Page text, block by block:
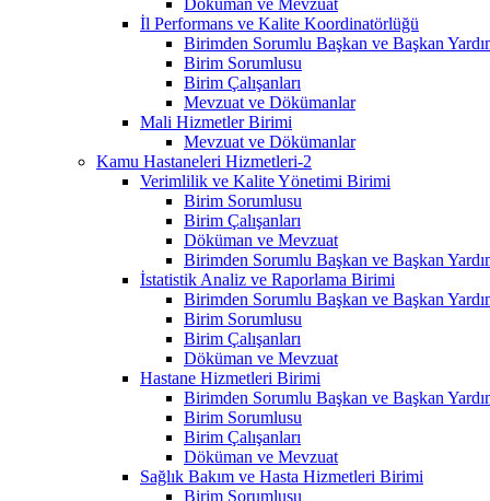
İl Performans ve Kalite Koordinatörlüğü
Birimden Sorumlu Başkan ve Başkan
Birim Sorumlusu
Birim Çalışanları
Mevzuat ve Dökümanlar
Mali Hizmetler Birimi
Mevzuat ve Dökümanlar
Kamu Hastaneleri Hizmetleri-2
Verimlilik ve Kalite Yönetimi Birimi
Birim Sorumlusu
Birim Çalışanları
Döküman ve Mevzuat
Birimden Sorumlu Başkan ve Başkan
İstatistik Analiz ve Raporlama Birimi
Birimden Sorumlu Başkan ve Başkan
Birim Sorumlusu
Birim Çalışanları
Döküman ve Mevzuat
Hastane Hizmetleri Birimi
Birimden Sorumlu Başkan ve Başkan
Birim Sorumlusu
Birim Çalışanları
Döküman ve Mevzuat
Sağlık Bakım ve Hasta Hizmetleri Birimi
Birim Sorumlusu